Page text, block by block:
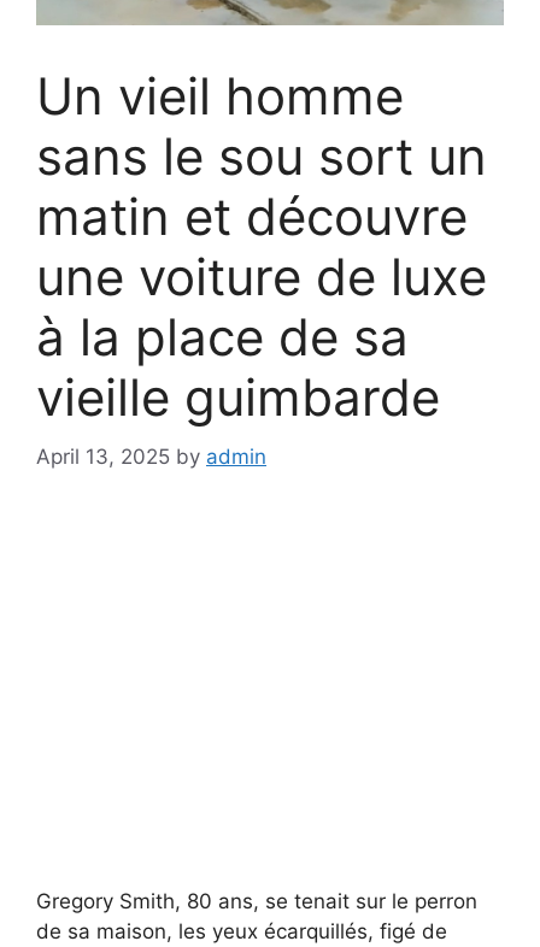
Un vieil homme
sans le sou sort un
matin et découvre
une voiture de luxe
à la place de sa
vieille guimbarde
April 13, 2025 by admin
Gregory Smith, 80 ans, se tenait sur le perron
de sa maison, les yeux écarquillés, figé de